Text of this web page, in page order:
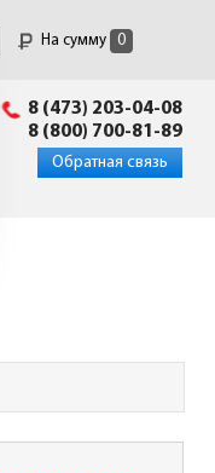
На сумму 0
8 (473) 203-04-08
8 (800) 700-81-89
Обратная связь